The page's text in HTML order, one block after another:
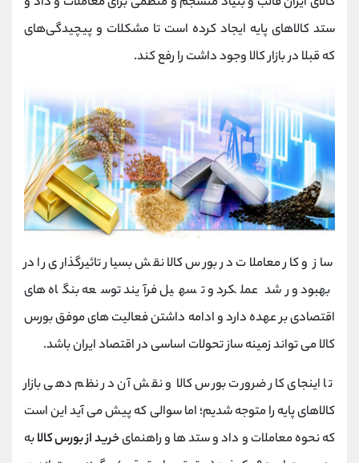
ستد کالاهای پایه ایجاد کرده است تا مشکلات و پیچیدگی‌‌های
که قبلا در بازار کالا وجود داشت را رفع کند.
ساز و کار معاملات در بورس کالا نقش بسیار تاثیرگذاری را در
بهبود و رشد عملکرد و تسهیل فرآیند توسعه بنگاه های
اقتصادی بر عهده دارد و ادامه داشتن فعالیت های موفق بورس
کالا می تواند زمینه ساز تحولات اساسی در اقتصاد ایران باشد.
تا اینجای کار ضرورت بورس کالا و نقش آن در نظم دهی بازار
کالاهای پایه را متوجه شدیم؛ اما سوالی که پیش می آید این است
که نحوه معاملات و داد و ستد ها و راهنمایخرید از بورس کالابه